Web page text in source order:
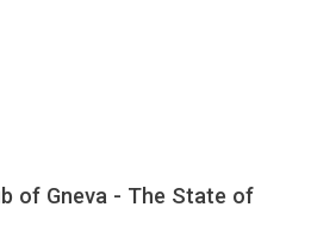
of Gneva - The State of